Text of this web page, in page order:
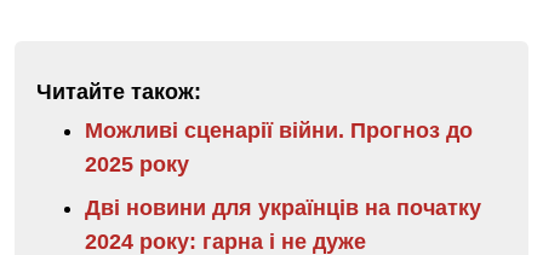
Читайте також:
Можливі сценарії війни. Прогноз до
2025 року
Дві новини для українців на початку
2024 року: гарна і не дуже